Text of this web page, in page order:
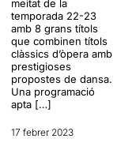
meitat de la
temporada 22-23
amb 8 grans títols
que combinen títols
clàssics d’òpera amb
prestigioses
propostes de dansa.
Una programació
apta […]
17 febrer 2023